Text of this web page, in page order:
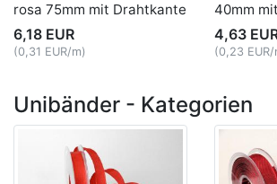
rosa 75mm mit Drahtkante
6,18 EUR
(0,31 EUR/m)
40mm
4,63
(0,23 EUR/
Unibänder - Kategorien